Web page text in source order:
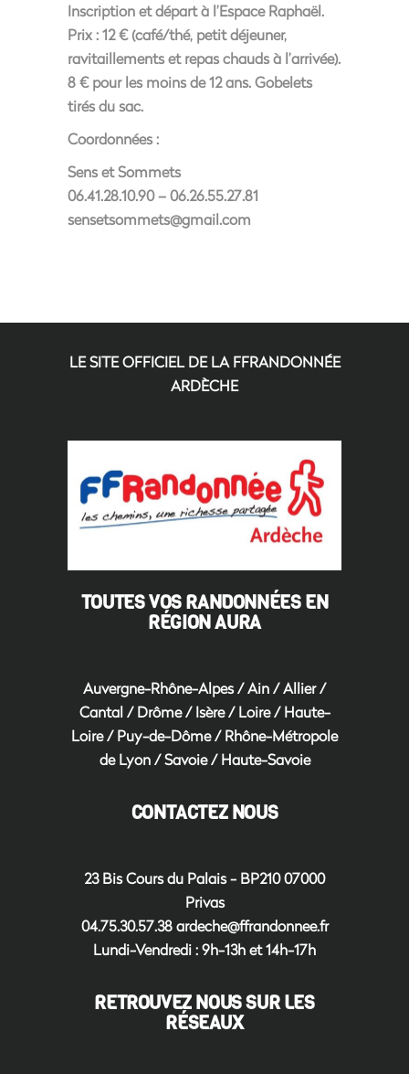
Inscription et départ à l’Espace Raphaël.
Prix : 12 € (café/thé, petit déjeuner,
ravitaillements et repas chauds à l’arrivée).
8 € pour les moins de 12 ans. Gobelets
tirés du sac.
Coordonnées :
Sens et Sommets
06.41.28.10.90 – 06.26.55.27.81
sensetsommets@gmail.com
LE SITE OFFICIEL DE LA FFRANDONNÉE
ARDÈCHE
TOUTES VOS RANDONNÉES EN
RÉGION AURA
Auvergne-Rhône-Alpes/Ain/Allier/
Cantal/Drôme/Isère/Loire/Haute-
Loire/Puy-de-Dôme/Rhône-Métropole
de Lyon/Savoie/Haute-Savoie
CONTACTEZ NOUS
23 Bis Cours du Palais - BP210 07000
Privas
04.75.30.57.38 ardeche@ffrandonnee.fr
Lundi-Vendredi : 9h-13h et 14h-17h
RETROUVEZ NOUS SUR LES
RÉSEAUX